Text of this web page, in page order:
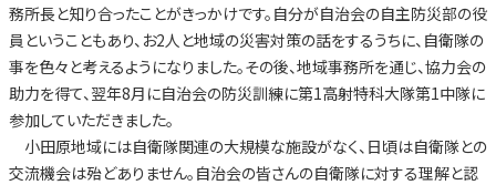
務所長と知り合ったことがきっかけです。自分が自治会の自主防災部の役
員ということもあり、お2人と地域の災害対策の話をするうちに、自衛隊の
事を色々と考えるようになりました。その後、地域事務所を通じ、協力会の
助力を得て、翌年8月に自治会の防災訓練に第1高射特科大隊第1中隊に
参加していただきました。
小田原地域には自衛隊関連の大規模な施設がなく、日頃は自衛隊との
交流機会は殆どありません。自治会の皆さんの自衛隊に対する理解と認